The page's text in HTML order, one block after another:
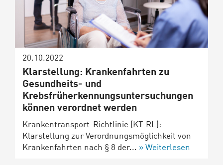
20.10.2022
Klarstellung: Krankenfahrten zu
Gesundheits- und
Krebsfrüherkennungsuntersuchungen
können verordnet werden
Krankentransport-Richtlinie (KT-RL):
Klarstellung zur Verordnungsmöglichkeit von
Krankenfahrten nach § 8 der...
Weiterlesen